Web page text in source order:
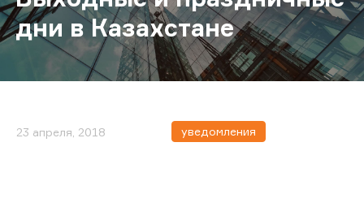
дни в Казахстане
23 апреля, 2018 уведомления